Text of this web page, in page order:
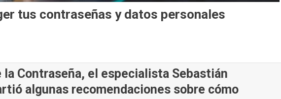
tus contraseñas y datos personales
la Contraseña, el especialista Sebastián
algunas recomendaciones sobre cómo